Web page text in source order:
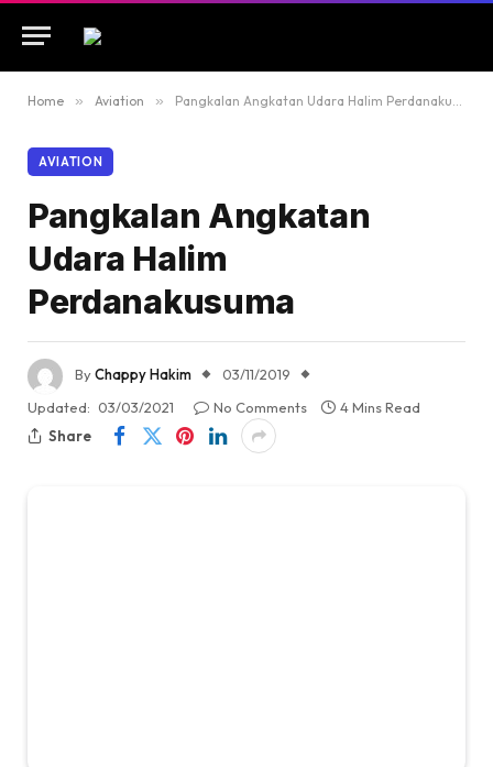
Home » Aviation » Pangkalan Angkatan Udara Halim Perdanakusuma
AVIATION
Pangkalan Angkatan
Udara Halim
Perdanakusuma
ByChappy Hakim
03/11/2019
Updated: 03/03/2021 No Comments
4 Mins Read
Share